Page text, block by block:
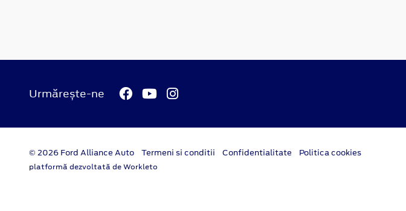
Urmărește-ne
© 2026 Ford Alliance Auto Termeni si conditii Confidentialitate Politica cookies
platformă dezvoltată de Workleto